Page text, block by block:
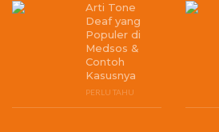
Arti Tone
Deaf yang
Populer di
Medsos &
Contoh
Kasusnya
PERLU TAHU